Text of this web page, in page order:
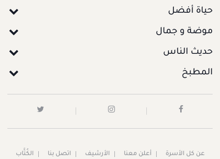
حياة أفضل
موضة و جمال
حديث الناس
المطبخ
عن كل الأسرة أعلن معنا الأرشيف اتصل بنا الكُتَّاب